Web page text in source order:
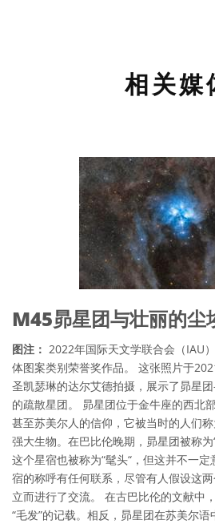
相关媒
M45昴星团与壮丽的尘
图注： 2022年国际天文学联合会（IAU
体图案类别荣誉奖作品。 这张照片于
圣凯瑟琳的达尔艾德拍摄，展示了昴星
的疏散星团。 昴星团位于金牛座的西北
甚至苏美尔人的信仰，它被当时的人们
强大生物。在巴比伦晚期，昴星团被称为
这个星宿也被称为“髦头“，但这并不一
宿的称呼有任何联系，尽管有人假设这
立而进行了交流。 在古巴比伦的文献中
“毛发”的记载。相反，昴星团在苏美尔语